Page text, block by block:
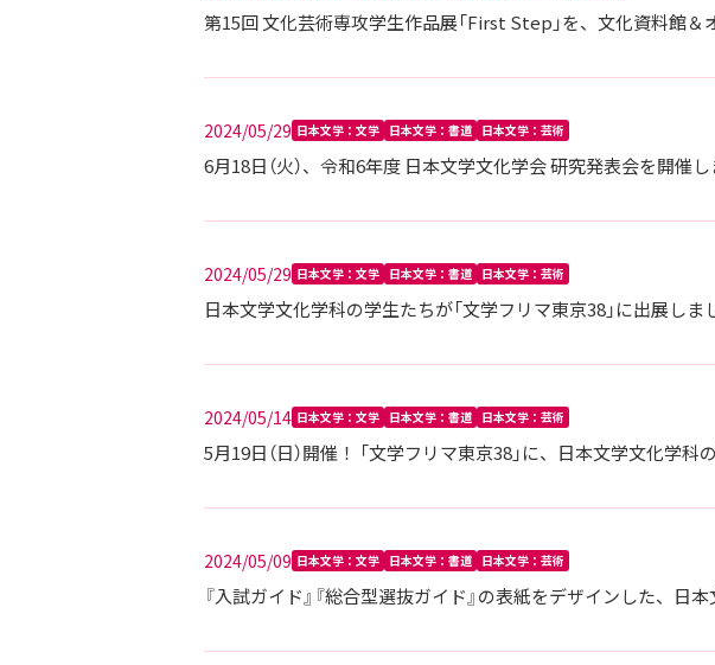
第15回 文化芸術専攻学生作品展「First Step」を、文化資料館＆
2024/05/29 日本文学：文学 日本文学：書道 日本文学：芸術
6月18日（火）、令和6年度 日本文学文化学会 研究発表会を開催
2024/05/29 日本文学：文学 日本文学：書道 日本文学：芸術
日本文学文化学科の学生たちが「文学フリマ東京38」に出展しま
2024/05/14 日本文学：文学 日本文学：書道 日本文学：芸術
5月19日（日）開催！ 「文学フリマ東京38」に、日本文学文化学
2024/05/09 日本文学：文学 日本文学：書道 日本文学：芸術
『入試ガイド』『総合型選抜ガイド』の表紙をデザインした、